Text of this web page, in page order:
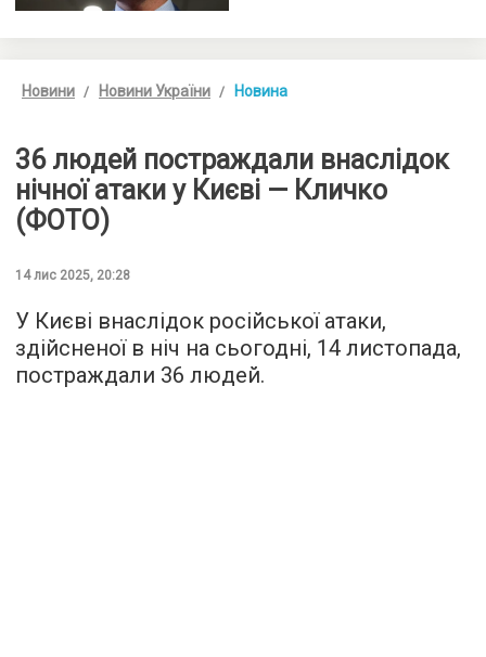
Новини Новини України Новина
36 людей постраждали внаслідок
нічної атаки у Києві — Кличко
(ФОТО)
14 лис 2025, 20:28
У Києві внаслідок російської атаки,
здійсненої в ніч на сьогодні, 14 листопада,
постраждали 36 людей.